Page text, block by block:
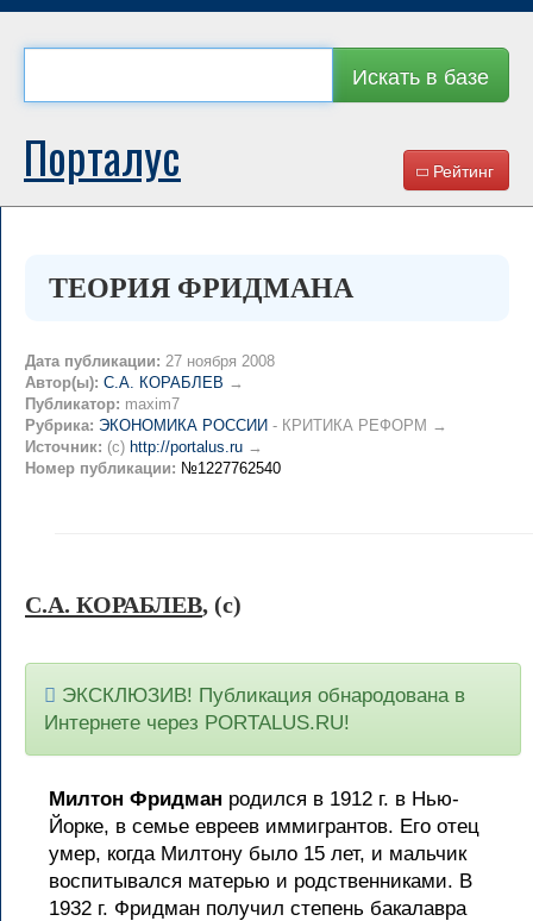
Искать в базе
Рейтинг
Порталус
ТЕОРИЯ ФРИДМАНА
Дата публикации: 27 ноября 2008
Автор(ы): С.А. КОРАБЛЕВ →
Публикатор: maxim7
Рубрика: ЭКОНОМИКА РОССИИ - КРИТИКА РЕФОРМ →
Источник: (c) http://portalus.ru →
Номер публикации: №1227762540
С.А. КОРАБЛЕВ, (c)
ЭКСКЛЮЗИВ! Публикация обнародована в
Интернете через PORTALUS.RU!
Милтон Фридман родился в 1912 г. в Нью-
Йорке, в семье евреев иммигрантов. Его отец
умер, когда Милтону было 15 лет, и мальчик
воспитывался матерью и родственниками. В
1932 г. Фридман получил степень бакалавра